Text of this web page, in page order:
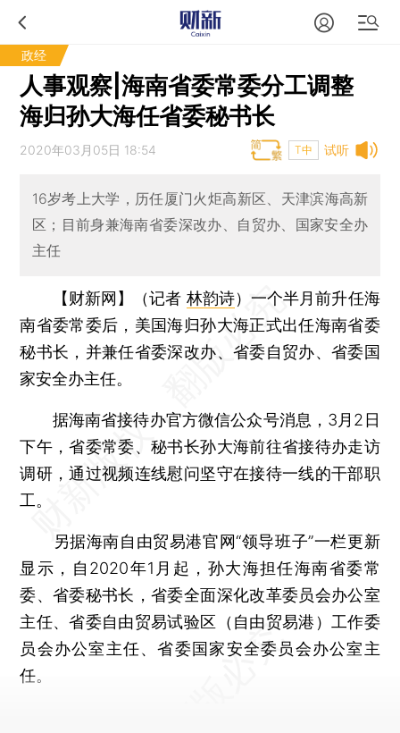
政经
人事观察|海南省委常委分工调整
海归孙大海任省委秘书长
试听
2020年03月05日 18:54 T中
16岁考上大学，历任厦门火炬高新区、天津滨海高新
区；目前身兼海南省委深改办、自贸办、国家安全办
主任
【财新网】（记者 林韵诗） 一个半月前升任海
南省委常委后，美国海归孙大海正式出任海南省委
秘书长，并兼任省委深改办、省委自贸办、省委国
家安全办主任。
据海南省接待办官方微信公众号消息，3月2日
下午，省委常委、秘书长孙大海前往省接待办走访
调研，通过视频连线慰问坚守在接待一线的干部职
工。
另据海南自由贸易港官网“领导班子”一栏更新
显示，自2020年1月起，孙大海担任海南省委常
委、省委秘书长，省委全面深化改革委员会办公室
主任、省委自由贸易试验区（自由贸易港）工作委
员会办公室主任、省委国家安全委员会办公室主
任。